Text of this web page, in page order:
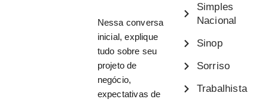
Nessa conversa
inicial, explique
tudo sobre seu
projeto de
negócio,
expectativas de
Simples
Nacional
Sinop
Sorriso
Trabalhista